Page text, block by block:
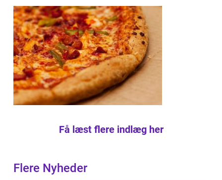
Få læst flere indlæg her
Flere Nyheder